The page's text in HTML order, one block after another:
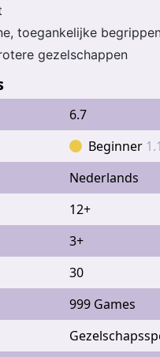
toegankelijke
gezelschappen
6.7
Beginner
Nederlands
12+
3+
30
999 Games